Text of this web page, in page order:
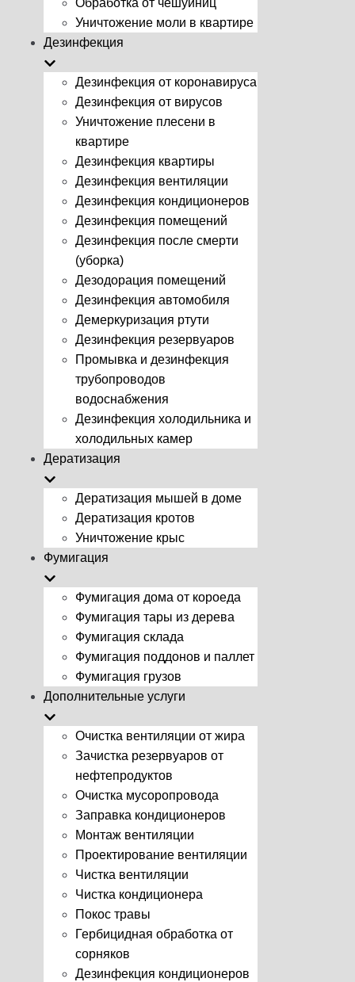
Обработка от чешуйниц
Уничтожение моли в квартире
Дезинфекция
Дезинфекция от коронавируса
Дезинфекция от вирусов
Уничтожение плесени в
квартире
Дезинфекция квартиры
Дезинфекция вентиляции
Дезинфекция кондиционеров
Дезинфекция помещений
Дезинфекция после смерти
(уборка)
Дезодорация помещений
Дезинфекция автомобиля
Демеркуризация ртути
Дезинфекция резервуаров
Промывка и дезинфекция
трубопроводов
водоснабжения
Дезинфекция холодильника и
холодильных камер
Дератизация
Дератизация мышей в доме
Дератизация кротов
Уничтожение крыс
Фумигация
Фумигация дома от короеда
Фумигация тары из дерева
Фумигация склада
Фумигация поддонов и паллет
Фумигация грузов
Дополнительные услуги
Очистка вентиляции от жира
Зачистка резервуаров от
нефтепродуктов
Очистка мусоропровода
Заправка кондиционеров
Монтаж вентиляции
Проектирование вентиляции
Чистка вентиляции
Чистка кондиционера
Покос травы
Гербицидная обработка от
сорняков
Дезинфекция кондиционеров